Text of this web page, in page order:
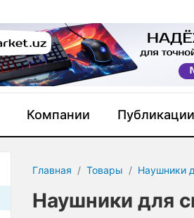
Компании Публикации
Главная Товары Наушники
Наушники для